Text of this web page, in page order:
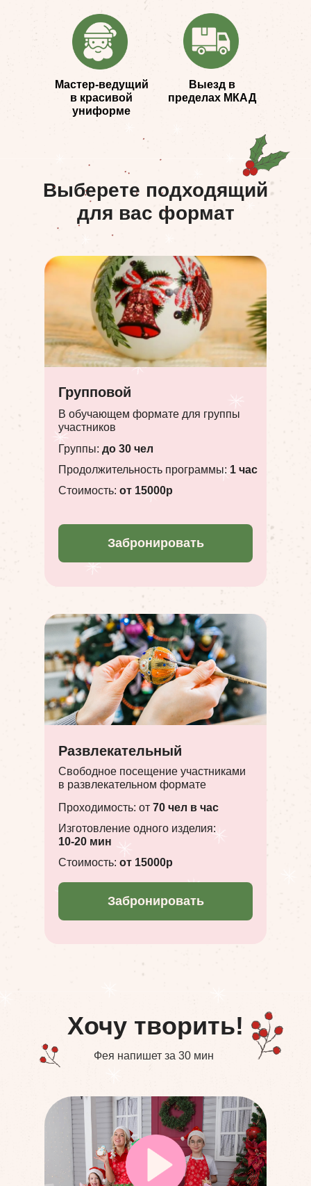
Мастер-ведущий
в красивой
униформе
Выезд в
пределах МКАД
Выберете подходящий
для вас формат
Забронировать
Забронировать
Групповой
В обучающем формате для группы
участников
Проходимость: от 70 чел в час
Стоимость: от 15000р
Группы: до 30 чел
Продолжительность программы: 1 час
Стоимость: от 15000р
Cвободное посещение участниками
в развлекательном формате
Изготовление одного изделия:
10-20 мин
Развлекательный
Фея напишет за 30 мин
Хочу творить!
Оставить заявку